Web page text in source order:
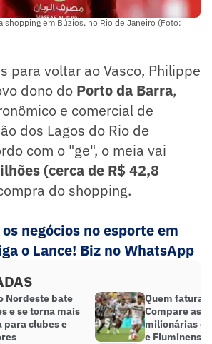
shopping em Búzios, no Rio de Janeiro (Foto:
para voltar ao Vasco, Philippe
dono do Porto da Barra,
e comercial de
dos Lagos do Rio de
com o "ge", o meia vai
(cerca de R$ 42,8
do shopping.
negócios no esporte em
o Lance! Biz no WhatsApp
Nordeste bate
e se torna mais
para clubes e
Quem fatura
Compare as
milionárias
e Fluminense